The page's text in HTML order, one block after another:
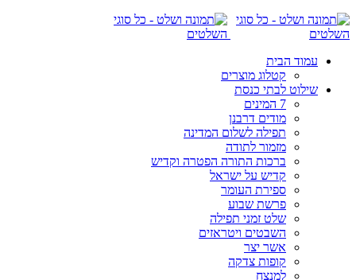
עמוד הבית
קטלוג מוצרים
שילוט לבתי כנסת
7 המינים
מודים דרבנן
תפילה לשלום המדינה
מזמור לתודה
ברכות התורה הפטרה וקדיש
קדיש על ישראל
ספירת העומר
פרשת שבוע
שלט זמני תפילה
השבטים ויטראזים
אשר יצר
קופות צדקה
למנצח